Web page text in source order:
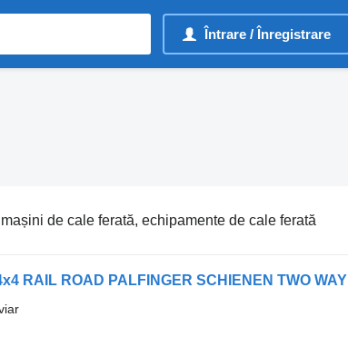
Întrare / Înregistrare
de cale ferată, echipamente de cale ferată
RAIL ROAD PALFINGER SCHIENEN TWO WAY